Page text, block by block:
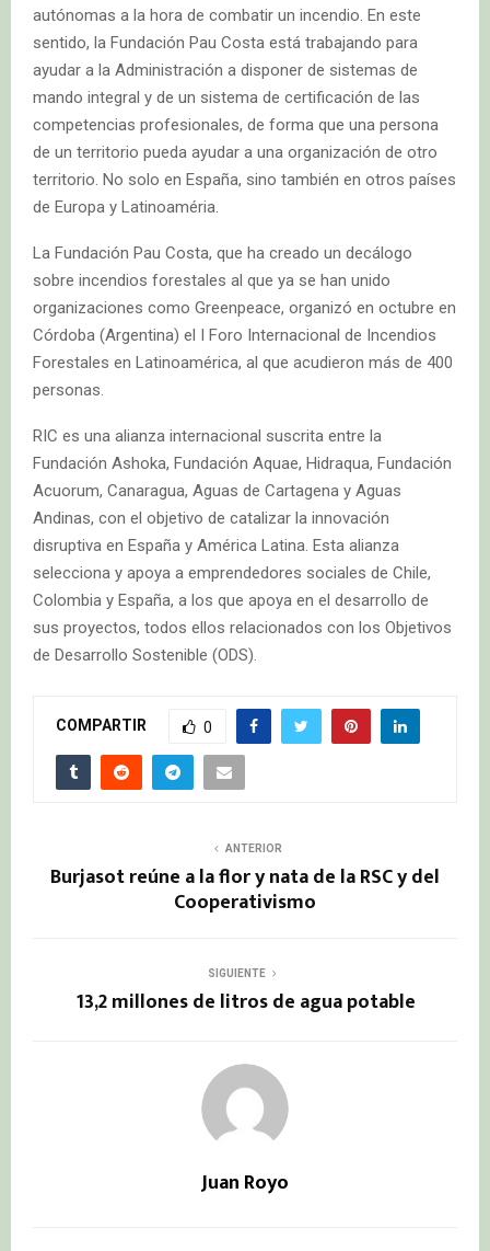
autónomas a la hora de combatir un incendio. En este
sentido, la Fundación Pau Costa está trabajando para
ayudar a la Administración a disponer de sistemas de
mando integral y de un sistema de certificación de las
competencias profesionales, de forma que una persona
de un territorio pueda ayudar a una organización de otro
territorio. No solo en España, sino también en otros países
de Europa y Latinoaméria.
La Fundación Pau Costa, que ha creado un decálogo
sobre incendios forestales al que ya se han unido
organizaciones como Greenpeace, organizó en octubre en
Córdoba (Argentina) el I Foro Internacional de Incendios
Forestales en Latinoamérica, al que acudieron más de 400
personas.
RIC es una alianza internacional suscrita entre la
Fundación Ashoka, Fundación Aquae, Hidraqua, Fundación
Acuorum, Canaragua, Aguas de Cartagena y Aguas
Andinas, con el objetivo de catalizar la innovación
disruptiva en España y América Latina. Esta alianza
selecciona y apoya a emprendedores sociales de Chile,
Colombia y España, a los que apoya en el desarrollo de
sus proyectos, todos ellos relacionados con los Objetivos
de Desarrollo Sostenible (ODS).
COMPARTIR 0
ANTERIOR
Burjasot reúne a la flor y nata de la RSC y del
Cooperativismo
SIGUIENTE
13,2 millones de litros de agua potable
Juan Royo